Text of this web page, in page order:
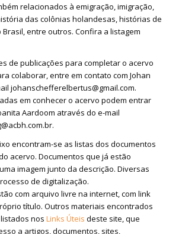
relacionados à emigração, imigração,
das colônias holandesas, histórias de
entre outros. Confira a listagem
de publicações para completar o acervo
colaborar, entre em contato com Johan
johanschefferelbertus@gmail.com.
em conhecer o acervo podem entrar
Aardoom através do e-mail
encontram-se as listas dos documentos
acervo. Documentos que já estão
imagem junto da descrição. Diversas
de digitalização.
com arquivo livre na internet, com link
título. Outros materiais encontrados
nos Links Úteis deste site, que
a artigos, documentos, sites,